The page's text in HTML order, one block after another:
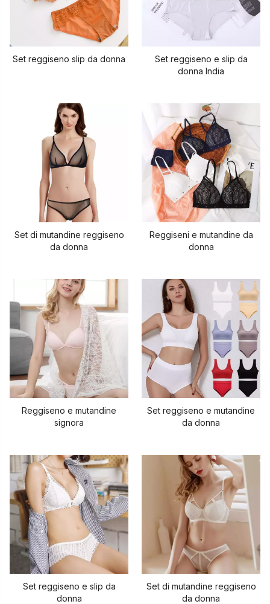
Set reggiseno slip da donna
Set reggiseno e slip da
donna India
Set di mutandine reggiseno
da donna
Reggiseni e mutandine da
donna
Reggiseno e mutandine
signora
Set reggiseno e mutandine
da donna
Set reggiseno e slip da
donna
Set di mutandine reggiseno
da donna